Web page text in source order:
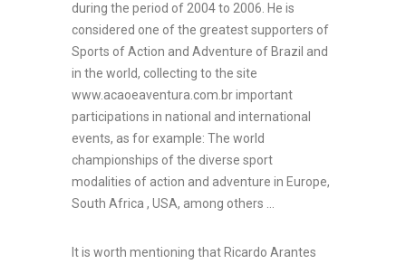
during the period of 2004 to 2006. He is
considered one of the greatest supporters of
Sports of Action and Adventure of Brazil and
in the world, collecting to the site
www.acaoeaventura.com.br important
participations in national and international
events, as for example: The world
championships of the diverse sport
modalities of action and adventure in Europe,
South Africa , USA, among others …
It is worth mentioning that Ricardo Arantes